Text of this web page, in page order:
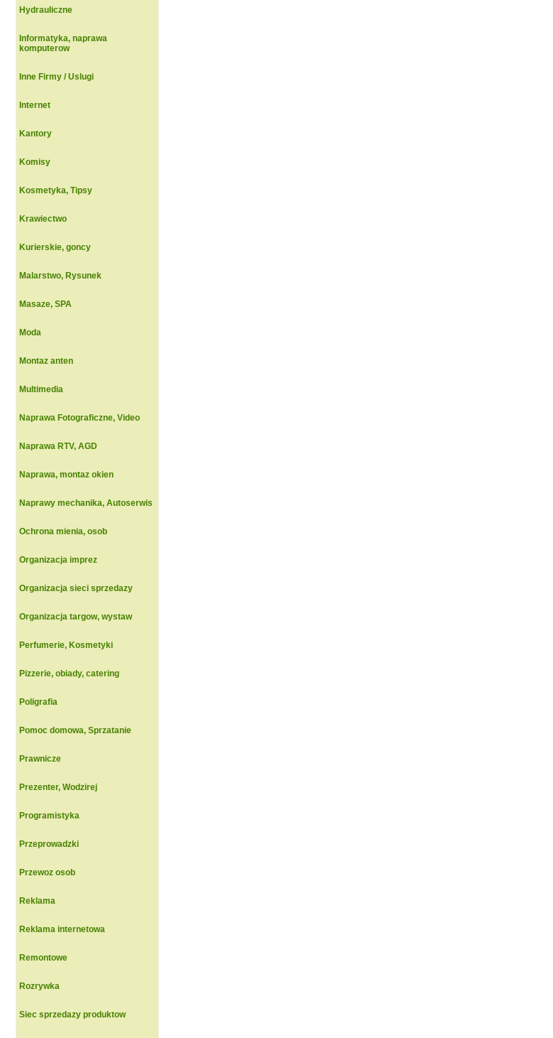
Hydrauliczne
Informatyka, naprawa
komputerow
Inne Firmy / Uslugi
Internet
Kantory
Komisy
Kosmetyka, Tipsy
Krawiectwo
Kurierskie, goncy
Malarstwo, Rysunek
Masaze, SPA
Moda
Montaz anten
Multimedia
Naprawa Fotograficzne, Video
Naprawa RTV, AGD
Naprawa, montaz okien
Naprawy mechanika, Autoserwis
Ochrona mienia, osob
Organizacja imprez
Organizacja sieci sprzedazy
Organizacja targow, wystaw
Perfumerie, Kosmetyki
Pizzerie, obiady, catering
Poligrafia
Pomoc domowa, Sprzatanie
Prawnicze
Prezenter, Wodzirej
Programistyka
Przeprowadzki
Przewoz osob
Reklama
Reklama internetowa
Remontowe
Rozrywka
Siec sprzedazy produktow